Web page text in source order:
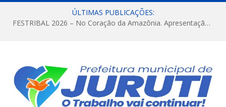
ÚLTIMAS PUBLICAÇÕES:
FESTRIBAL 2026 – No Coração da Amazônia. Apresentação da Munduruku.